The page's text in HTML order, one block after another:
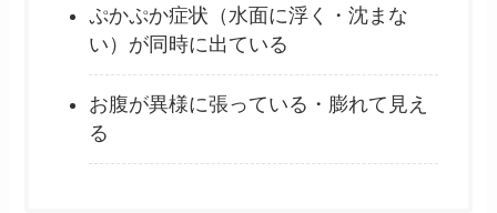
ぷかぷか症状（水面に浮く・沈まな
い）が同時に出ている
お腹が異様に張っている・膨れて見え
る